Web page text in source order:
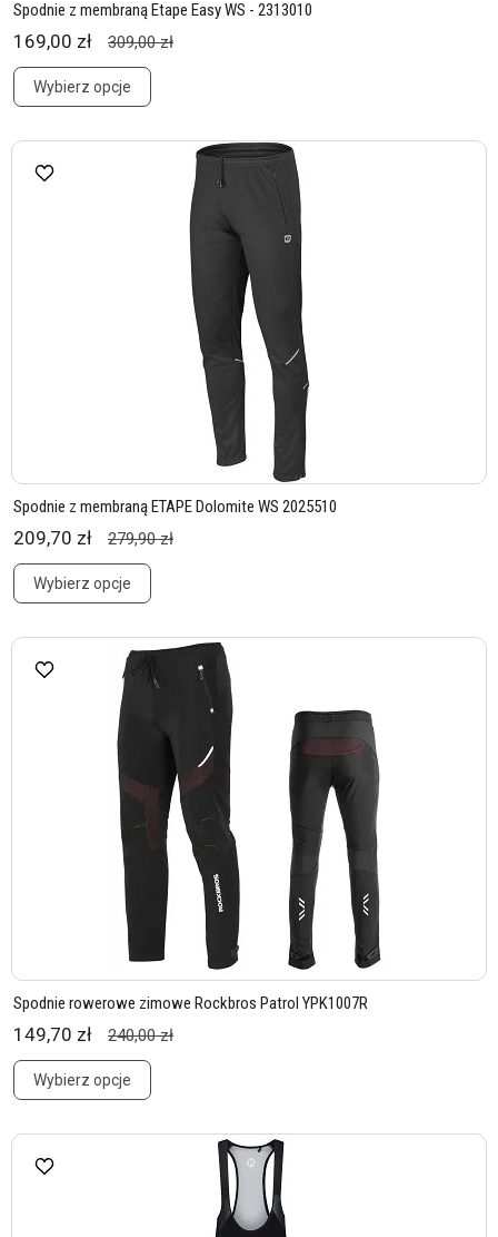
Spodnie z membraną Etape Easy WS - 2313010
169,00 zł 309,00 zł
Wybierz opcje
Spodnie z membraną ETAPE Dolomite WS 2025510
209,70 zł 279,90 zł
Wybierz opcje
Spodnie rowerowe zimowe Rockbros Patrol YPK1007R
149,70 zł 240,00 zł
Wybierz opcje